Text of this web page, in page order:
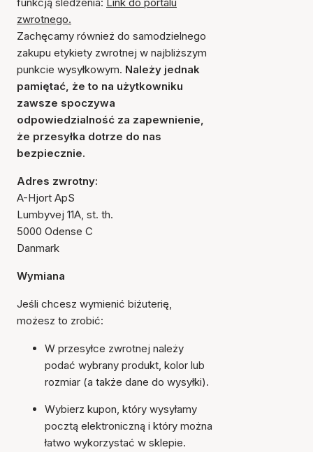
zwrotnego.
Zachęcamy również do samodzielnego
zakupu etykiety zwrotnej w najbliższym
punkcie wysyłkowym. Należy jednak
pamiętać, że to na użytkowniku
zawsze spoczywa
odpowiedzialność za zapewnienie,
że przesyłka dotrze do nas
bezpiecznie.
Adres zwrotny:
A-Hjort ApS
Lumbyvej 11A, st. th.
5000 Odense C
Danmark
Wymiana
Jeśli chcesz wymienić biżuterię,
możesz to zrobić:
W przesyłce zwrotnej należy
podać wybrany produkt, kolor lub
rozmiar (a także dane do wysyłki).
Wybierz kupon, który wysyłamy
pocztą elektroniczną i który można
łatwo wykorzystać w sklepie.